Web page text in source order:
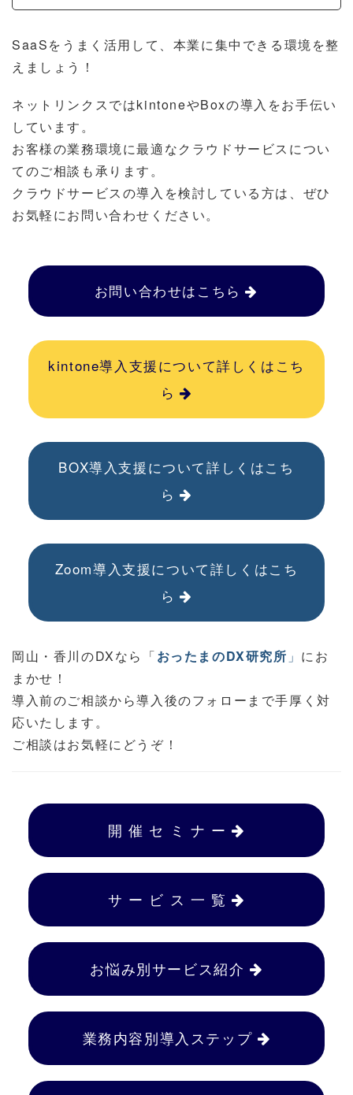
SaaSをうまく活用して、本業に集中できる環境を整
えましょう！
ネットリンクスではkintoneやBoxの導入をお手伝い
しています。
お客様の業務環境に最適なクラウドサービスについ
てのご相談も承ります。
クラウドサービスの導入を検討している方は、ぜひ
お気軽にお問い合わせください。
お問い合わせはこちら
kintone導入支援について詳しくはこち
ら
BOX導入支援について詳しくはこち
ら
Zoom導入支援について詳しくはこち
ら
岡山・香川のDXなら「おったまのDX研究所 」 にお
まかせ！
導入前のご相談から導入後のフォローまで手厚く対
応いたします。
ご相談はお気軽にどうぞ！
開 催 セ ミ ナ ー
サ ー ビ ス 一 覧
お悩み別サービス紹介
業務内容別導入ステップ